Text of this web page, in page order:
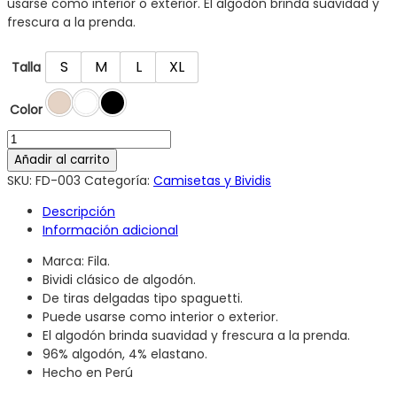
usarse como interior o exterior. El algodón brinda suavidad y
frescura a la prenda.
Talla S M L XL
Color
Añadir al carrito
SKU: FD-003 Categoría: Camisetas y Bividis
Descripción
Información adicional
Marca: Fila.
Bividi clásico de algodón.
De tiras delgadas tipo spaguetti.
Puede usarse como interior o exterior.
El algodón brinda suavidad y frescura a la prenda.
96% algodón, 4% elastano.
Hecho en Perú